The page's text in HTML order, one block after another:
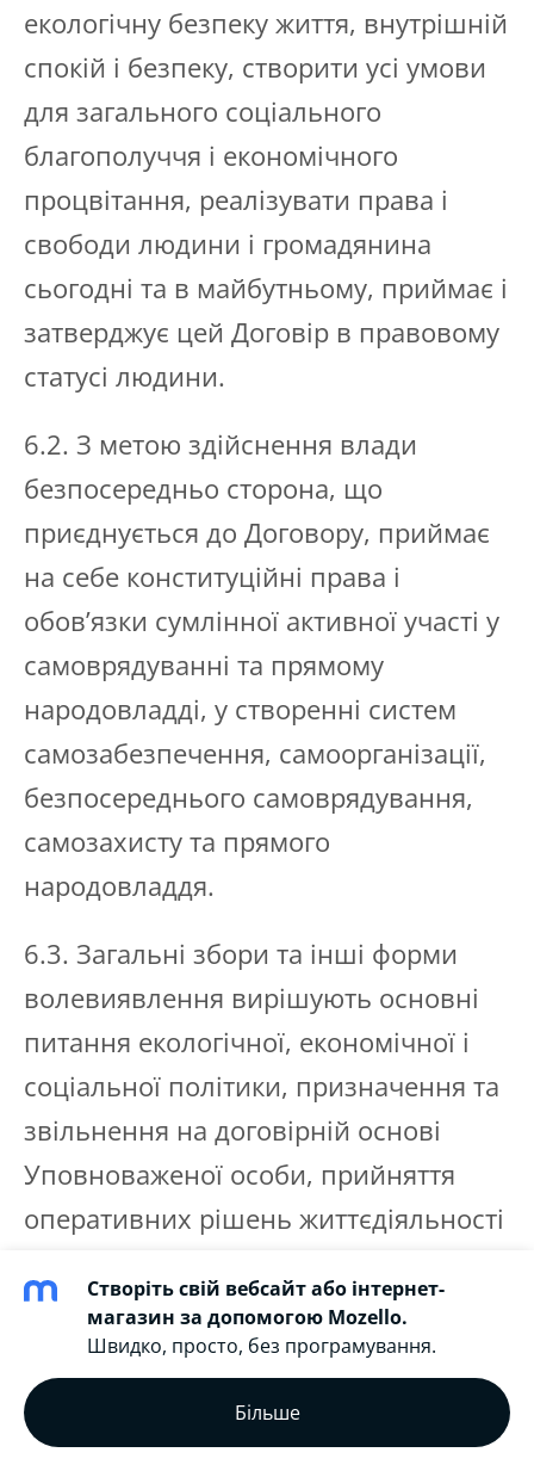
екологічну безпеку життя, внутрішній
спокій і безпеку, створити усі умови
для загального соціального
благополуччя і економічного
процвітання, реалізувати права і
свободи людини і громадянина
сьогодні та в майбутньому, приймає і
затверджує цей Договір в правовому
статусі людини.
6.2. З метою здійснення влади
безпосередньо сторона, що
приєднується до Договору, приймає
на себе конституційні права і
обов’язки сумлінної активної участі у
самоврядуванні та прямому
народовладді, у створенні систем
самозабезпечення, самоорганізації,
безпосереднього самоврядування,
самозахисту та прямого
народовладдя.
6.3. Загальні збори та інші форми
волевиявлення вирішують основні
питання екологічної, економічної і
соціальної політики, призначення та
звільнення на договірній основі
Уповноваженої особи, прийняття
оперативних рішень життєдіяльності
6.4. Сторони приймають політику
призначення фахових представників
територіальних громад за
Створіть свій вебсайт або інтернет-
магазин за допомогою Mozello.
Швидко, просто, без програмування.
Більше